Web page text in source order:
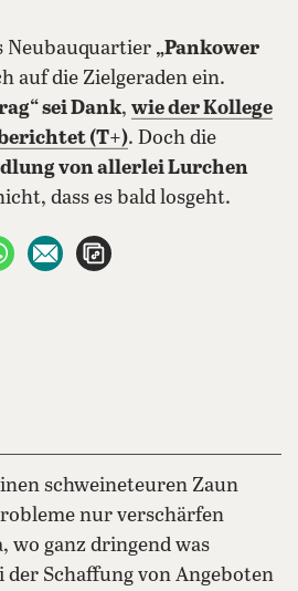
Neubauquartier „Pankower
auf die Zielgeraden ein.
sei Dank, wie der Kollege
(T+). Doch die
von allerlei Lurchen
dass es bald losgeht.
teilen
X teilen
per WhatsApp teilen
per E-Mail teilen
schweineteuren Zaun
nur verschärfen
wo ganz dringend was
der Schaffung von Angeboten